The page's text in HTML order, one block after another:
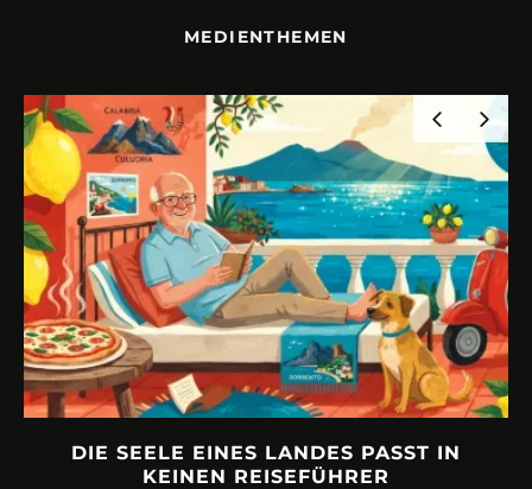
MEDIENTHEMEN
DIE SEELE EINES LANDES PASST IN
KEINEN REISEFÜHRER